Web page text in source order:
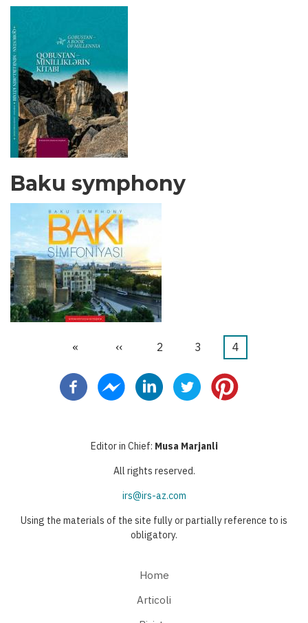
Baku symphony
Prima
«
Pagina
‹‹ Pagina
2 Pagina
3
Pagina
4
Editor in Chief: Musa Marjanli
All rights reserved.
irs@irs-az.com
Using the materials of the site fully or partially reference to is
obligatory.
Home
Articoli